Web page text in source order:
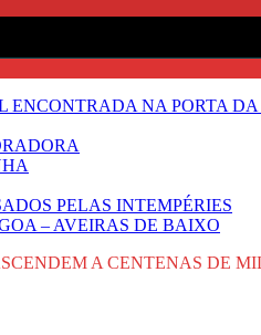
ENCONTRADA NA PORTA
PELAS INTEMPÉRIES
– AVEIRAS DE BAIXO
A CENTENAS DE